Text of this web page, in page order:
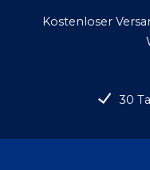
Kostenloser
30